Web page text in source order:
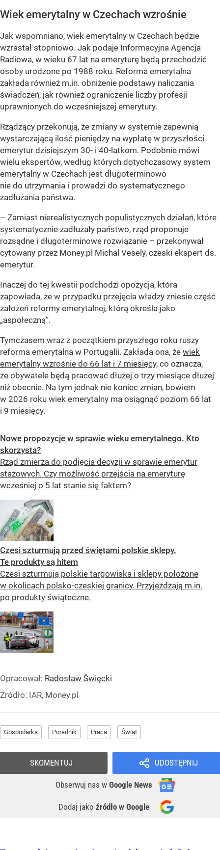
Wiek emerytalny w Czechach wzrośnie
Jak wspomniano, wiek emerytalny w Czechach będzie
wzrastał stopniowo. Jak podaje Informacyjna Agencja
Radiowa, w wieku 67 lat na emeryturę będą przechodzić
osoby urodzone po 1988 roku. Reforma emerytalna
zakłada również m.in. obniżenie podstawy naliczania
świadczeń, jak również ograniczenie liczby profesji
uprawnionych do wcześniejszej emerytury.
Rządzący przekonują, że zmiany w systemie zapewnią
wystarczającą ilość pieniędzy na wypłatę w przyszłości
emerytur dzisiejszym 30- i 40-latkom. Podobnie mówi
wielu ekspertów, według których dotychczasowy system
emerytalny w Czechach jest długoterminowo
nie do utrzymania i prowadzi do systematycznego
zadłużania państwa.
– Zamiast nierealistycznych populistycznych działań, które
systematycznie zadłużały państwo, rząd proponuje
rozsądne i długoterminowe rozwiązanie – przekonywał
cytowany przez Money.pl Michal Veselý, czeski ekspert ds.
emerytur.
Inaczej do tej kwestii podchodzi opozycja, która
zapowiada, że w przypadku przejęcia władzy zniesie część
założeń reformy emerytalnej, którą określa jako
„aspołeczną”.
Tymczasem wraz z początkiem przyszłego roku ruszy
reforma emerytalna w Portugalii. Zakłada ona, że wiek
emerytalny wzrośnie do 66 lat i 7 miesięcy, co oznacza,
że obywatele będą pracować dłużej o trzy miesiące dłużej
niż obecnie. Na tym jednak nie koniec zmian, bowiem
w 2026 roku wiek emerytalny ma osiągnąć poziom 66 lat
i 9 miesięcy.
Nowe propozycje w sprawie wieku emerytalnego. Kto
skorzysta?
Rząd zmierza do podjęcia decyzji w sprawie emerytur
stażowych. Czy możliwość przejścia na emeryturę
wcześniej o 5 lat stanie się faktem?
Czesi szturmują przed świętami polskie sklepy.
Te produkty są hitem
Czesi szturmują polskie targowiska i sklepy położone
w okolicach polsko-czeskiej granicy. Przyjeżdżają m.in.
po produkty świąteczne.
Opracował: Radosław Święcki
Źródło: IAR, Money.pl
Gospodarka Poradnik Praca Świat
UDOSTĘPNIJ
Obserwuj nas w Google News
Dodaj jako źródło w Google
SKOMENTUJ